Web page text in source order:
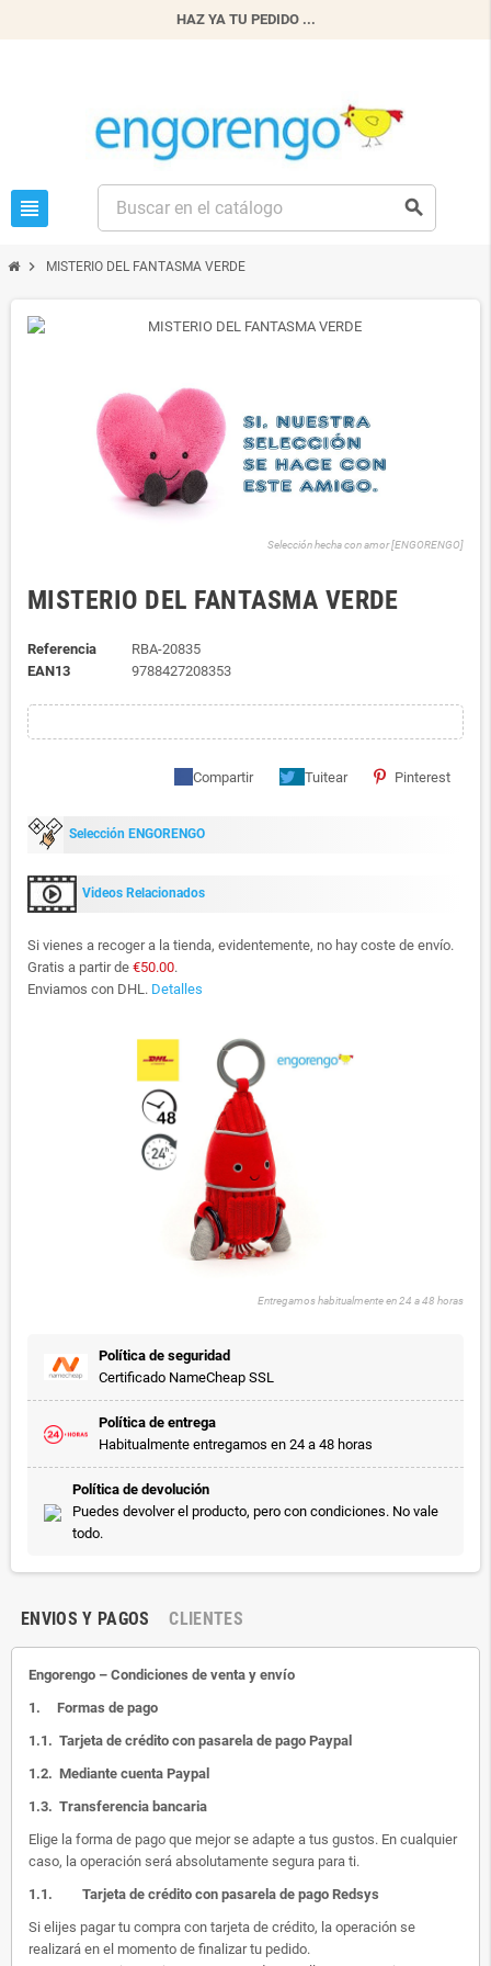
HAZ YA TU PEDIDO ...
view_headline search
chevron_right MISTERIO DEL FANTASMA VERDE
Selección hecha con amor [ENGORENGO]
MISTERIO DEL FANTASMA VERDE
Referencia
RBA-20835
EAN13
9788427208353
Compartir Tuitear Pinterest
Selección ENGORENGO
Videos Relacionados
Si vienes a recoger a la tienda, evidentemente, no hay coste de envío.
Gratis a partir de €50.00.
Enviamos con DHL. Detalles
Entregamos habitualmente en 24 a 48 horas
Política de seguridad
Certificado NameCheap SSL
Política de entrega
Habitualmente entregamos en 24 a 48 horas
Política de devolución
Puedes devolver el producto, pero con condiciones. No vale
todo.
ENVIOS Y PAGOS CLIENTES
Engorengo – Condiciones de venta y envío
1. Formas de pago
1.1. Tarjeta de crédito con pasarela de pago Paypal
1.2. Mediante cuenta Paypal
1.3. Transferencia bancaria
Elige la forma de pago que mejor se adapte a tus gustos. En cualquier
caso, la operación será absolutamente segura para ti.
1.1. Tarjeta de crédito con pasarela de pago Redsys
Si elijes pagar tu compra con tarjeta de crédito, la operación se
realizará en el momento de finalizar tu pedido.